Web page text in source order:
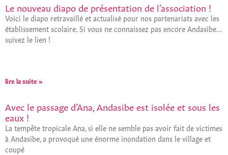
Le nouveau diapo de présentation de l’association !
Voici le diapo retravaillé et actualisé pour nos partenariats avec les
établissement scolaire. Si vous ne connaissez pas encore Andasibe…
suivez le lien !
lire la suite »
Avec le passage d’Ana, Andasibe est isolée et sous les
eaux !
La tempête tropicale Ana, si elle ne semble pas avoir fait de victimes
à Andasibe, a provoqué une énorme inondation dans le village et
coupé